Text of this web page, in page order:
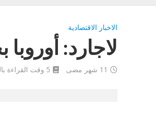
الاخبار الاقتصادية
لاجارد:
11 شهر مضى 5 وقت القراءة بالدقيقة